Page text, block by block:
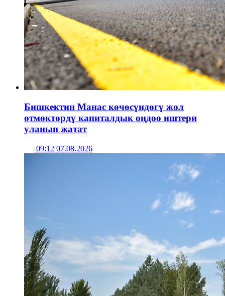
Бишкектин Манас көчөсүндөгү жол
өтмөктөрдү капиталдык оңдоо иштери
уланып жатат
09:12 07.08.2026